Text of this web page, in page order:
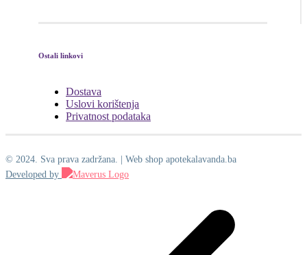
Ostali linkovi
Dostava
Uslovi korištenja
Privatnost podataka
© 2024. Sva prava zadržana. | Web shop apotekalavanda.ba
Developed by